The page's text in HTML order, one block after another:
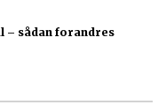
– sådan forandres